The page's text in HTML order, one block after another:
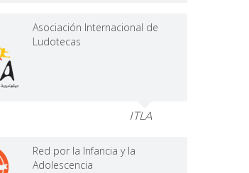
Asociación Internacional de
Ludotecas
ITLA
Red por la Infancia y la
Adolescencia